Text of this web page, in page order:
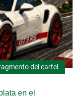
del cartel.
en el